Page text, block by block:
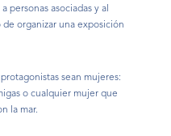
personas asociadas y al
organizar una exposición
sean mujeres:
o cualquier mujer que
la mar.